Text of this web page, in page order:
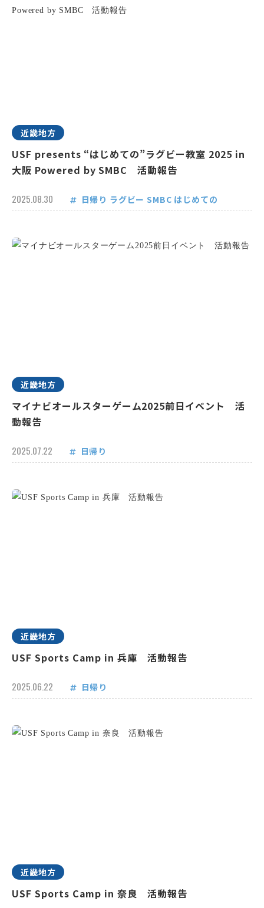
近畿地方
USF presents “はじめての”ラグビー教室 2025 in
大阪 Powered by SMBC 活動報告
2025.08.30 日帰り ラグビー SMBC はじめての
近畿地方
マイナビオールスターゲーム2025前日イベント 活
動報告
2025.07.22 日帰り
近畿地方
USF Sports Camp in 兵庫 活動報告
2025.06.22 日帰り
近畿地方
USF Sports Camp in 奈良 活動報告